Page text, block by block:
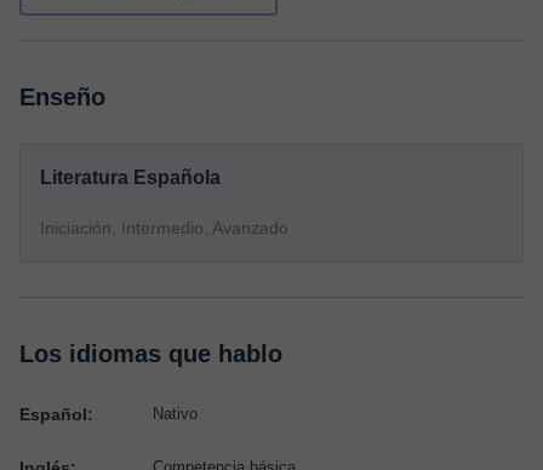
Enseño
Literatura Española
Iniciación, Intermedio, Avanzado
Los idiomas que hablo
Español: Nativo